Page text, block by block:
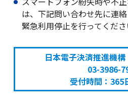
は、下記問い合わせ先に連
緊急利用停止を行ってくださ
日本電子決済推進機
03-3986-
受付時間：365